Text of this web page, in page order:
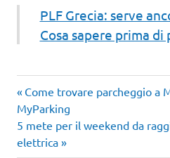
PLF Grecia: serve
Cosa sapere prima di
Navigazione
articoli
Articolo
precedente:
Come trovare parcheggio a
MyParking
Articolo
successivo:
5 mete per il weekend da
elettrica